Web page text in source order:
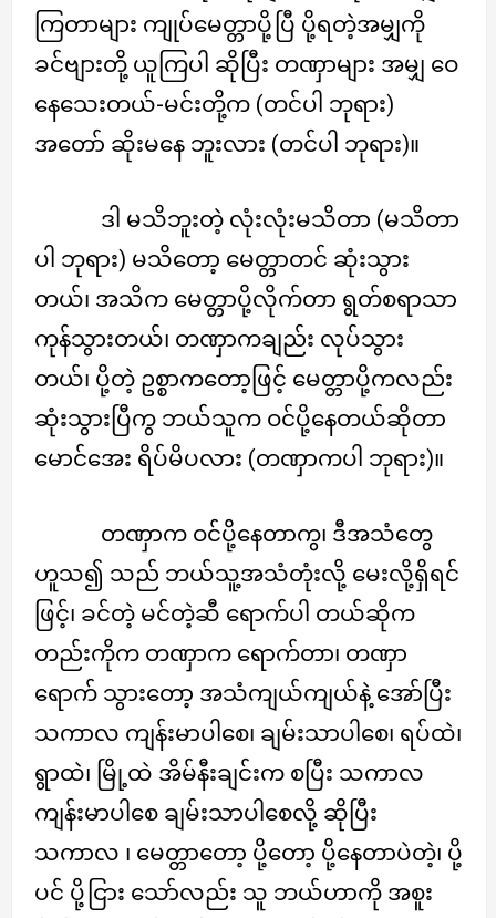
ကြတာများ ကျုပ်မေတ္တာပို့ပြီ ပို့ရတဲ့အမျှကို
ခင်ဗျားတို့ ယူကြပါ ဆိုပြီး တဏှာများ အမျှ ဝေ
နေသေးတယ်-မင်းတို့က (တင်ပါ ဘုရား)
အတော် ဆိုးမနေ ဘူးလား (တင်ပါ ဘုရား)။
ဒါ မသိဘူးတဲ့ လုံးလုံးမသိတာ (မသိတာ
ပါ ဘုရား) မသိတော့ မေတ္တာတင် ဆုံးသွား
တယ်၊ အသိက မေတ္တာပို့လိုက်တာ ရွတ်စရာသာ
ကုန်သွားတယ်၊ တဏှာကချည်း လုပ်သွား
တယ်၊ ပို့တဲ့ ဥစ္စာကတော့ဖြင့် မေတ္တာပို့ကလည်း
ဆုံးသွားပြီကွ ဘယ်သူက ဝင်ပို့နေတယ်ဆိုတာ
မောင်အေး ရိပ်မိပလား (တဏှာကပါ ဘုရား)။
တဏှာက ဝင်ပို့နေတာကွ၊ ဒီအသံတွေ
ဟူသ၍ သည် ဘယ်သူ့အသံတုံးလို့ မေးလို့ရှိရင်
ဖြင့်၊ ခင်တဲ့ မင်တဲ့ဆီ ရောက်ပါ တယ်ဆိုက
တည်းကိုက တဏှာက ရောက်တာ၊ တဏှာ
ရောက် သွားတော့ အသံကျယ်ကျယ်နဲ့ အော်ပြီး
သကာလ ကျန်းမာပါစေ၊ ချမ်းသာပါစေ၊ ရပ်ထဲ၊
ရွာထဲ၊ မြို့ထဲ အိမ်နီးချင်းက စပြီး သကာလ
ကျန်းမာပါစေ ချမ်းသာပါစေလို့ ဆိုပြီး
သကာလ ၊ မေတ္တာတော့ ပို့တော့ ပို့နေတာပဲတဲ့၊ ပို့
ပင် ပို့ငြား သော်လည်း သူ ဘယ်ဟာကို အစူး